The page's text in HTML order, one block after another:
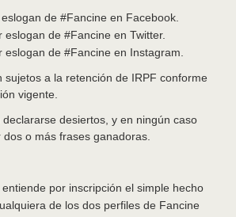
de #Fancine en Facebook.
eslogan de #Fancine en Twitter.
eslogan de #Fancine en Instagram.
sujetos a la retención de IRPF conforme
vigente.
desiertos, y en ningún caso
o más frases ganadoras.
entiende por inscripción el simple hecho
de los dos perfiles de Fancine